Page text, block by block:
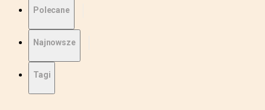
Polecane
Najnowsze
Tagi